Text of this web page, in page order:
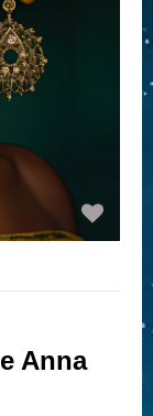
Anna